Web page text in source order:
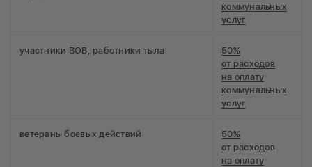
коммунальных
услуг
участники ВОВ, работники тыла
50%
от расходов
на оплату
коммунальных
услуг
ветераны боевых действий
50%
от расходов
на оплату